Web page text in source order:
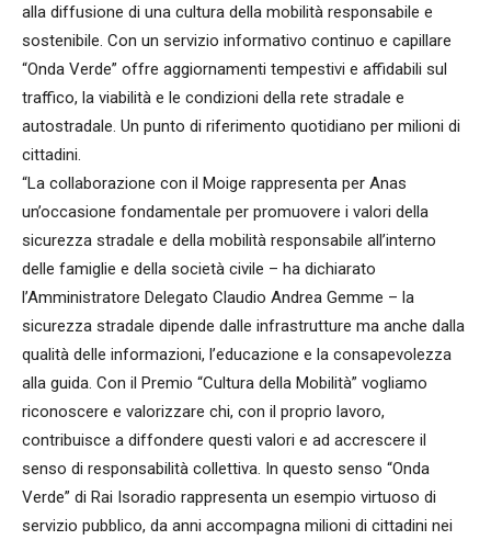
alla diffusione di una cultura della mobilità responsabile e
sostenibile. Con un servizio informativo continuo e capillare
“Onda Verde” offre aggiornamenti tempestivi e affidabili sul
traffico, la viabilità e le condizioni della rete stradale e
autostradale. Un punto di riferimento quotidiano per milioni di
cittadini.
“La collaborazione con il Moige rappresenta per Anas
un’occasione fondamentale per promuovere i valori della
sicurezza stradale e della mobilità responsabile all’interno
delle famiglie e della società civile – ha dichiarato
l’Amministratore Delegato Claudio Andrea Gemme – la
sicurezza stradale dipende dalle infrastrutture ma anche dalla
qualità delle informazioni, l’educazione e la consapevolezza
alla guida. Con il Premio “Cultura della Mobilità” vogliamo
riconoscere e valorizzare chi, con il proprio lavoro,
contribuisce a diffondere questi valori e ad accrescere il
senso di responsabilità collettiva. In questo senso “Onda
Verde” di Rai Isoradio rappresenta un esempio virtuoso di
servizio pubblico, da anni accompagna milioni di cittadini nei